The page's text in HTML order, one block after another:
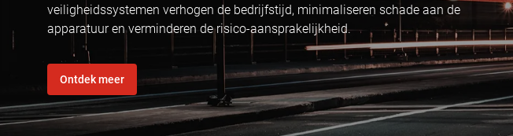
veiligheidssystemen verhogen de bedrijfstijd, minimaliseren schade aan de
apparatuur en verminderen de risico-aansprakelijkheid.
Ontdek meer